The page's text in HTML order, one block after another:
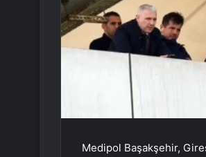
Medipol Başakşehir,